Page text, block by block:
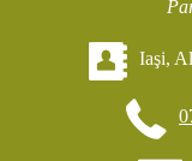
Iaşi,